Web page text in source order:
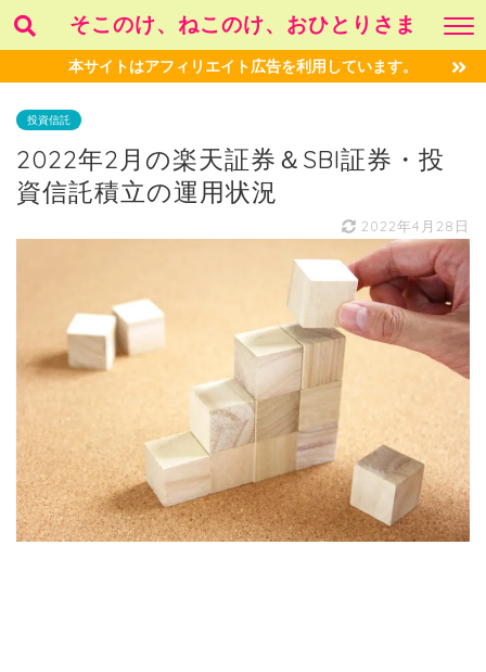
そこのけ、ねこのけ、おひとりさま
本サイトはアフィリエイト広告を利用しています。
投資信託
2022年2月の楽天証券＆SBI証券・投
資信託積立の運用状況
2022年4月28日